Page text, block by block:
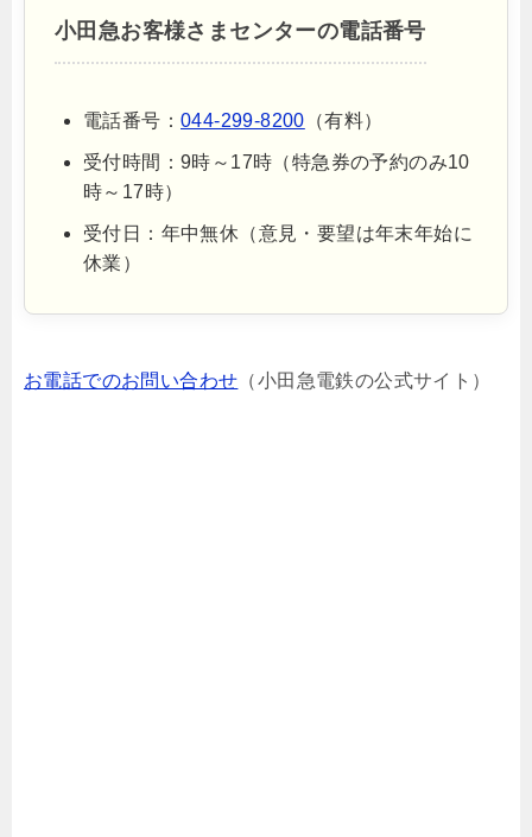
小田急お客様さまセンターの電話番号
電話番号： 044-299-8200 （有料）
受付時間：9時～17時（特急券の予約のみ10
時～17時）
受付日：年中無休（意見・要望は年末年始に
休業）
お電話でのお問い合わせ （小田急電鉄の公式サイト）